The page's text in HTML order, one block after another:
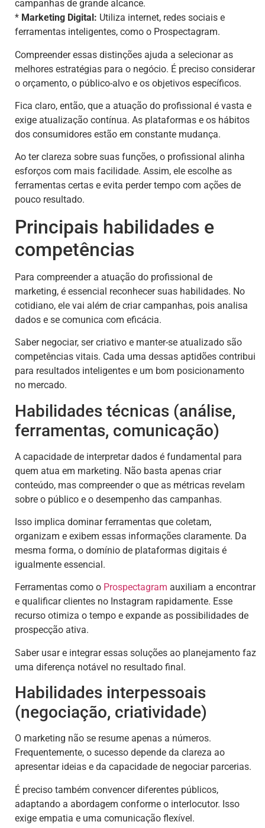
campanhas de grande alcance.
* Marketing Digital: Utiliza internet, redes sociais e
ferramentas inteligentes, como o Prospectagram.
Compreender essas distinções ajuda a selecionar as
melhores estratégias para o negócio. É preciso considerar
o orçamento, o público-alvo e os objetivos específicos.
Fica claro, então, que a atuação do profissional é vasta e
exige atualização contínua. As plataformas e os hábitos
dos consumidores estão em constante mudança.
Ao ter clareza sobre suas funções, o profissional alinha
esforços com mais facilidade. Assim, ele escolhe as
ferramentas certas e evita perder tempo com ações de
pouco resultado.
Principais habilidades e
competências
Para compreender a atuação do profissional de
marketing, é essencial reconhecer suas habilidades. No
cotidiano, ele vai além de criar campanhas, pois analisa
dados e se comunica com eficácia.
Saber negociar, ser criativo e manter-se atualizado são
competências vitais. Cada uma dessas aptidões contribui
para resultados inteligentes e um bom posicionamento
no mercado.
Habilidades técnicas (análise,
ferramentas, comunicação)
A capacidade de interpretar dados é fundamental para
quem atua em marketing. Não basta apenas criar
conteúdo, mas compreender o que as métricas revelam
sobre o público e o desempenho das campanhas.
Isso implica dominar ferramentas que coletam,
organizam e exibem essas informações claramente. Da
mesma forma, o domínio de plataformas digitais é
igualmente essencial.
Ferramentas como o Prospectagram auxiliam a encontrar
e qualificar clientes no Instagram rapidamente. Esse
recurso otimiza o tempo e expande as possibilidades de
prospecção ativa.
Saber usar e integrar essas soluções ao planejamento faz
uma diferença notável no resultado final.
Habilidades interpessoais
(negociação, criatividade)
O marketing não se resume apenas a números.
Frequentemente, o sucesso depende da clareza ao
apresentar ideias e da capacidade de negociar parcerias.
É preciso também convencer diferentes públicos,
adaptando a abordagem conforme o interlocutor. Isso
exige empatia e uma comunicação flexível.